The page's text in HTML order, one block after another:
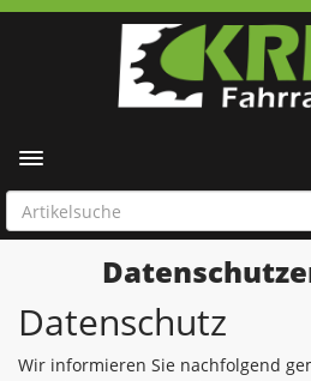
Toggle navigation
Datenschutz
Wir informieren Sie nachfolgend